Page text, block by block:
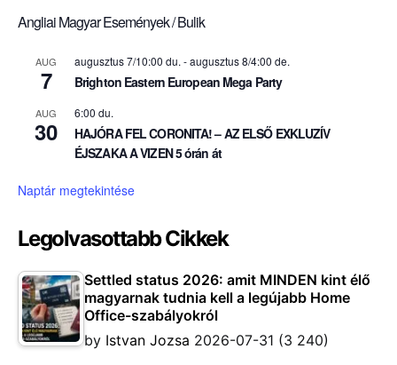
Angliai Magyar Események / Bulik
AUG
7
augusztus 7/10:00 du. -augusztus 8/4:00 de.
Brighton Eastern European Mega Party
AUG
30
6:00 du.
HAJÓRA FEL CORONITA! – AZ ELSŐ EXKLUZÍV
ÉJSZAKA A VIZEN 5 órán át
Naptár megtekintése
Legolvasottabb Cikkek
Settled status 2026: amit MINDEN kint élő
magyarnak tudnia kell a legújabb Home
Office-szabályokról
by Istvan Jozsa 2026-07-31 (3 240)